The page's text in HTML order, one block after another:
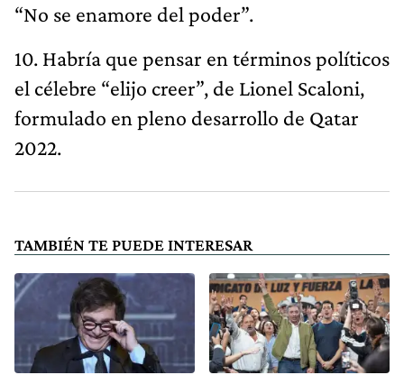
“No se enamore del poder”.
10. Habría que pensar en términos políticos
el célebre “elijo creer”, de Lionel Scaloni,
formulado en pleno desarrollo de Qatar
2022.
TAMBIÉN TE PUEDE INTERESAR